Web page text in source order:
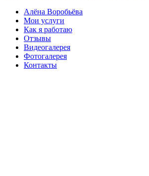
Алёна Воробьёва
Мои услуги
Как я работаю
Отзывы
Видеогалерея
Фотогалерея
Контакты